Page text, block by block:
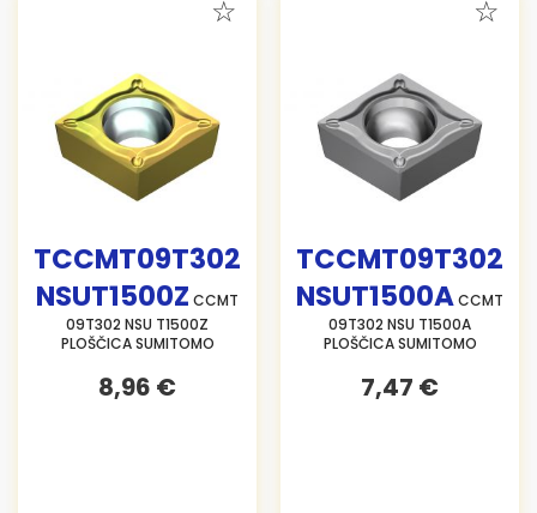
TCCMT09T302
NSUT1500Z CCMT
09T302 NSU T1500Z
PLOŠČICA SUMITOMO
8,96 €
TCCMT09T302
NSUT1500ACCMT
09T302 NSU T1500A
PLOŠČICA SUMITOMO
7,47 €